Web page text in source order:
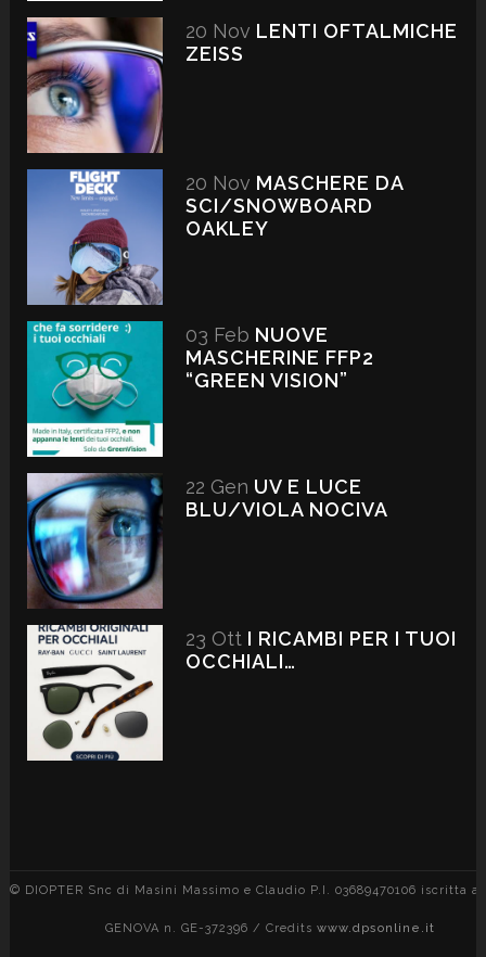
20 Nov LENTI OFTALMICHE
ZEISS
20 Nov MASCHERE DA
SCI/SNOWBOARD
OAKLEY
03 Feb NUOVE
MASCHERINE FFP2
“GREEN VISION”
22 Gen UV E LUCE
BLU/VIOLA NOCIVA
23 Ott I RICAMBI PER I TUOI
OCCHIALI…
© DIOPTER Snc di Masini Massimo e Claudio P.I. 03689470106 iscritta al
GENOVA n. GE-372396 / Credits www.dpsonline.it